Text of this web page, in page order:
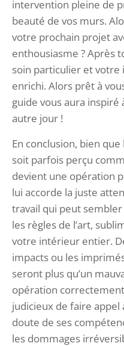
intervention pleine de
beauté de vos murs.
votre prochain projet
enthousiasme ? Après
soin particulier et
enrichi. Alors prêt à
guide vous aura inspiré
autre jour !
En conclusion, bien
soit parfois perçu
devient une opération
lui accorde la juste
travail qui peut
les règles de l’art,
votre intérieur entier.
impacts ou les
seront plus qu’un
opération
judicieux de faire appel
doute de ses
les dommages